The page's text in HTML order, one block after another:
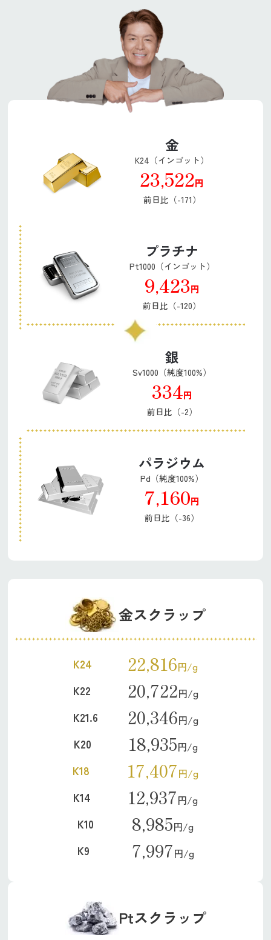
金
K24（インゴット）
23,522円
前日比（-171）
プラチナ
Pt1000（インゴット）
9,423円
前日比（-120）
銀
Sv1000（純度100%）
334円
前日比（-2）
パラジウム
Pd（純度100%）
7,160円
前日比（-36）
金スクラップ
K24 22,816円/g
K22 20,722円/g
K21.6 20,346円/g
K20 18,935円/g
K18 17,407円/g
K14 12,937円/g
K10 8,985円/g
K9 7,997円/g
Ptスクラップ